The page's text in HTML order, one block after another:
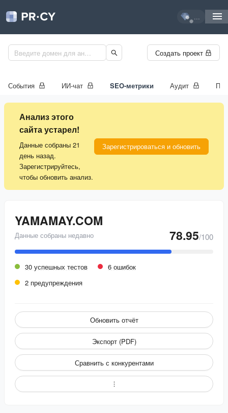
...
Создать проект
События ИИ-чат SEO-метрики Аудит
Анализ этого
сайта устарел!
Данные собраны 21
день назад.
Зарегистрируйтесь,
чтобы обновить анализ.
Зарегистрироваться и обновить
YAMAMAY.COM
Данные собраны недавно 78.95/100
30 успешных тестов
6 ошибок
2 предупреждения
Обновить отчёт
Экспорт (PDF)
Сравнить с конкурентами